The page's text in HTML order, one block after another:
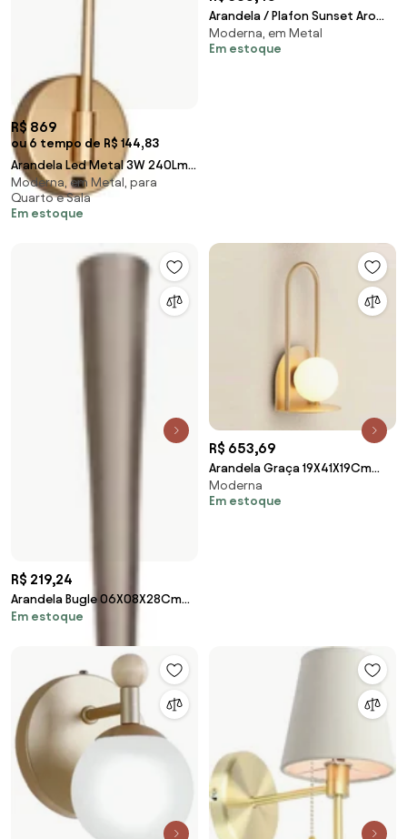
R$ 869
ou 6 tempo de R$ 144,83
Arandela Led Metal 3W 240Lm
3000K Zione - DOURADO
Moderna, em Metal, para
Quarto e Sala
Em estoque
Arandela / Plafon Sunset Aro
Redondo Ø30Cm Led 15W
3000K Bivolt Champa... (CP-M =
Moderna, em Metal
Em estoque
R$ 219,24
Arandela Bugle 06X08X28Cm
1Xmr11 - Old Artisan Ar-5579
Em estoque
R$ 653,69
Arandela Graça 19X41X19Cm
01Xg9 Globo 10Cm - Usina
90041/1 (BT - Branco
Moderna
Em estoque